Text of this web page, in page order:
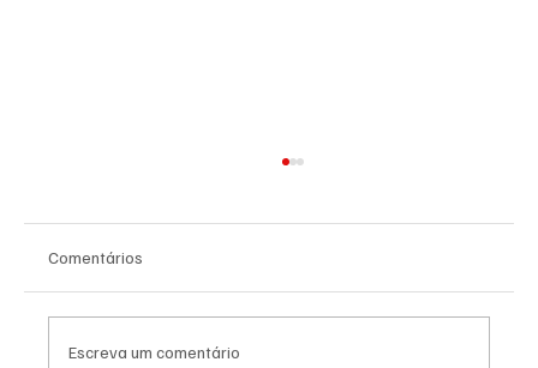
Comentários
Escreva um comentário